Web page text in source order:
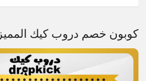
كوبون خصم دروب كيك المميز